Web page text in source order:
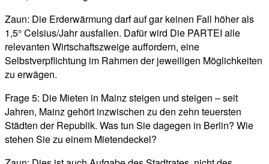
Zaun: Die Erderwärmung darf auf gar keinen Fall höher als
1,5° Celsius/Jahr ausfallen. Dafür wird Die PARTEI alle
relevanten Wirtschaftszweige auffordern, eine
Selbstverpflichtung im Rahmen der jeweiligen Möglichkeiten
zu erwägen.
Frage 5: Die Mieten in Mainz steigen und steigen – seit
Jahren, Mainz gehört inzwischen zu den zehn teuersten
Städten der Republik. Was tun Sie dagegen in Berlin? Wie
stehen Sie zu einem Mietendeckel?